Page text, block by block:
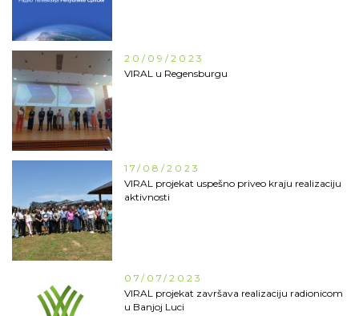
20/09/2023
VIRAL u Regensburgu
17/08/2023
VIRAL projekat uspešno priveo kraju realizaciju
aktivnosti
07/07/2023
VIRAL projekat završava realizaciju radionicom
u Banjoj Luci